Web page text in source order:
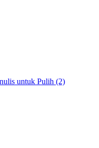
untuk Pulih (2)